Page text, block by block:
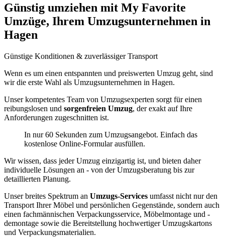
Günstig umziehen mit My Favorite
Umzüge, Ihrem Umzugsunternehmen in
Hagen
Günstige Konditionen & zuverlässiger Transport
Wenn es um einen entspannten und preiswerten Umzug geht, sind
wir die erste Wahl als Umzugsunternehmen in Hagen.
Unser kompetentes Team von Umzugsexperten sorgt für einen
reibungslosen und sorgenfreien Umzug, der exakt auf Ihre
Anforderungen zugeschnitten ist.
In nur 60 Sekunden zum Umzugsangebot. Einfach das
kostenlose Online-Formular ausfüllen.
Wir wissen, dass jeder Umzug einzigartig ist, und bieten daher
individuelle Lösungen an - von der Umzugsberatung bis zur
detaillierten Planung.
Unser breites Spektrum an Umzugs-Services umfasst nicht nur den
Transport Ihrer Möbel und persönlichen Gegenstände, sondern auch
einen fachmännischen Verpackungsservice, Möbelmontage und -
demontage sowie die Bereitstellung hochwertiger Umzugskartons
und Verpackungsmaterialien.